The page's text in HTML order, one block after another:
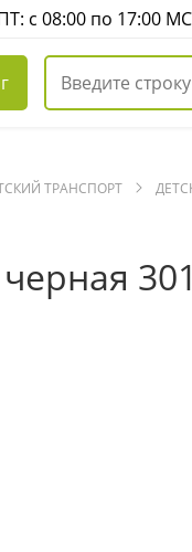
с 08:00 по 17:00
ТРАНСПОРТ